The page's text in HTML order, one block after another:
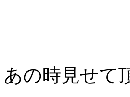
あの時見せて